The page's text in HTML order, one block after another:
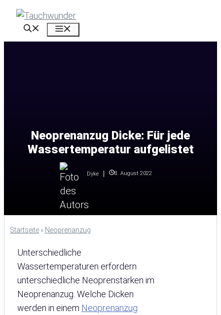
Zum
Inhalt
Neoprenanzug Dicke: Für jede
Wassertemperatur aufgelistet
Dyke 8. August 2022
Startseite » Neoprenanzug
Unterschiedliche
Wassertemperaturen erfordern
unterschiedliche Neoprenstärken im
Neoprenanzug. Welche Dicken
werden in einem Neoprenanzug